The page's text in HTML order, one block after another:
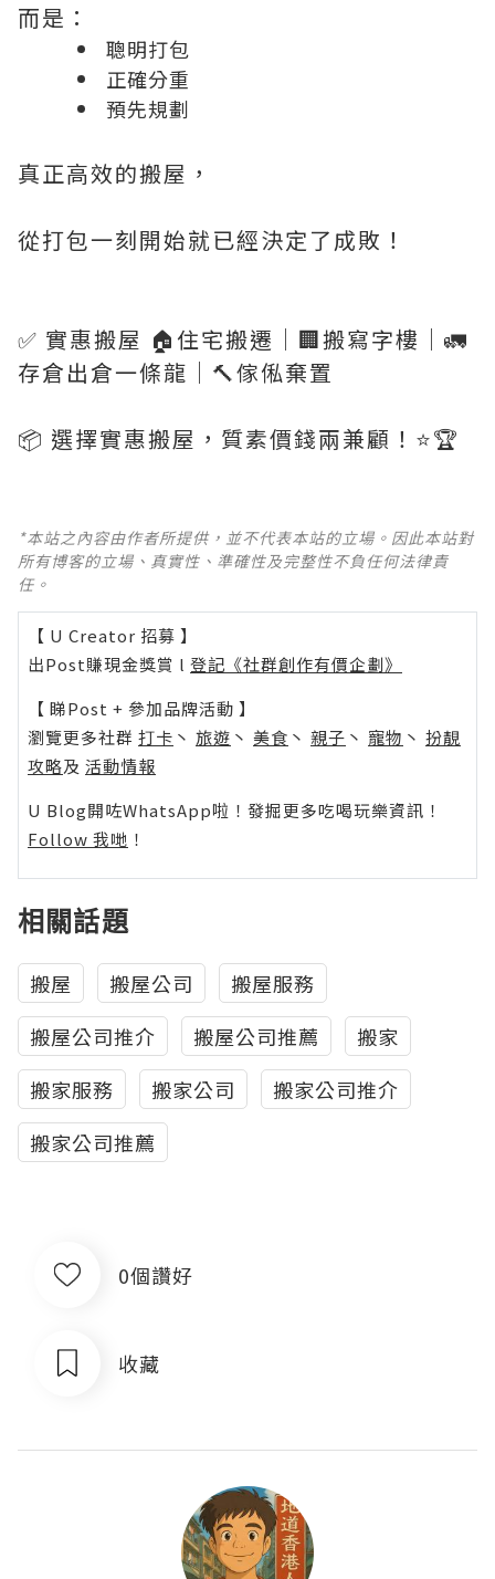
而是：
聰明打包
正確分重
預先規劃
真正高效的搬屋，
從打包一刻開始就已經決定了成敗！
✅ 實惠搬屋 🏠住宅搬遷｜🏢搬寫字樓｜🚛
存倉出倉一條龍｜🔨傢俬棄置
📦 選擇實惠搬屋，質素價錢兩兼顧！⭐️🏆
*本站之內容由作者所提供，並不代表本站的立場。因此本站對
所有博客的立場、真實性、準確性及完整性不負任何法律責
任。
【 U Creator 招募 】
出Post賺現金獎賞 l 登記《社群創作有價企劃》
【 睇Post + 參加品牌活動 】
瀏覽更多社群 打卡 丶 旅遊 丶 美食 丶 親子 丶 寵物 丶 扮靚
攻略及 活動情報
U Blog開咗WhatsApp啦！發掘更多吃喝玩樂資訊！
Follow 我哋 ！
相關話題
搬屋 搬屋公司
搬屋服務
搬屋公司推介
搬屋公司推薦
搬家
搬家服務
搬家公司
搬家公司推介
搬家公司推薦
0個讚好
收藏